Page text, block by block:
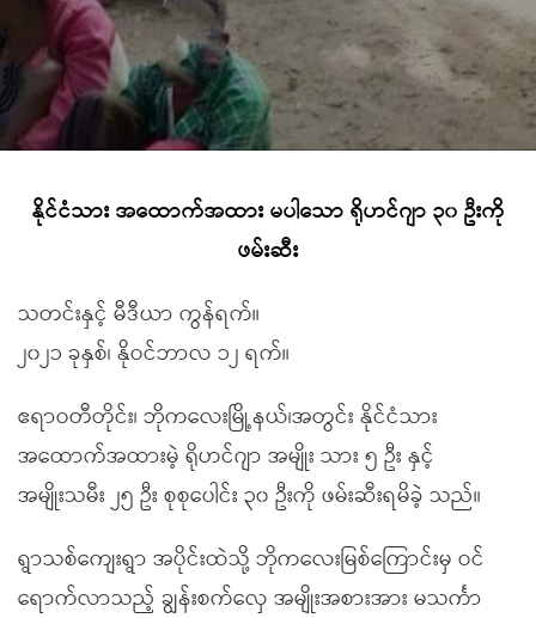
နိုင်ငံသား အထောက်အထား မပါသော ရိုဟင်ဂျာ ၃၀ ဦးကို
ဖမ်းဆီး
သတင်းနှင့် မီဒီယာ ကွန်ရက်။
၂၀၂၁ ခုနှစ်၊ နိုဝင်ဘာလ ၁၂ ရက်။
ဧရာဝတီတိုင်း၊ ဘိုကလေးမြို့နယ်၊အတွင်း နိုင်ငံသား
အထောက်အထားမဲ့ ရိုဟင်ဂျာ အမျိုး သား ၅ ဦး နှင့်
အမျိုးသမီး ၂၅ ဦး စုစုပေါင်း ၃၀ ဦးကို ဖမ်းဆီးရမိခဲ့ သည်။
ရွာသစ်ကျေးရွာ အပိုင်းထဲသို့ ဘိုကလေးမြစ်ကြောင်းမှ ဝင်
ရောက်လာသည့် ချွန်းစက်လှေ အမျိုးအစားအား မသင်္ကာ